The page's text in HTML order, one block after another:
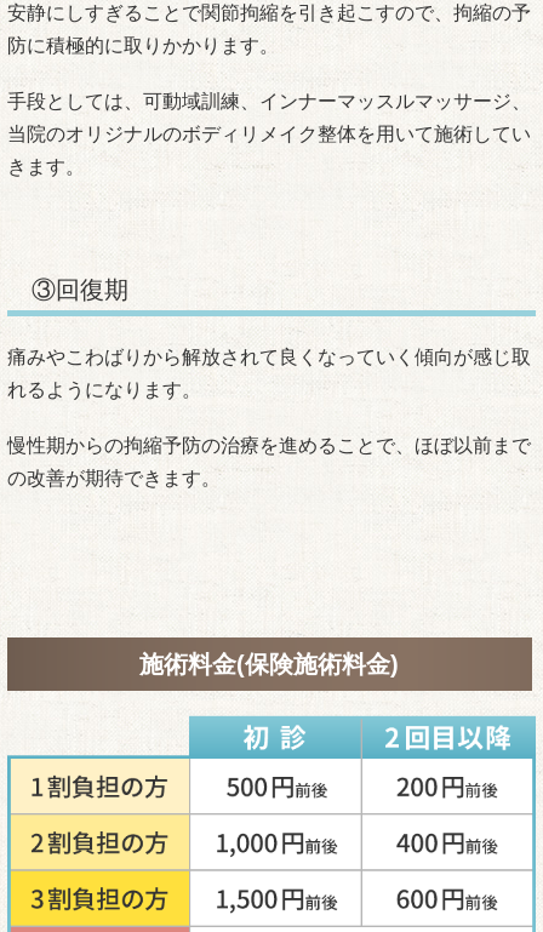
安静にしすぎることで関節拘縮を引き起こすので、拘縮の予
防に積極的に取りかかります。
手段としては、可動域訓練、インナーマッスルマッサージ、
当院のオリジナルのボディリメイク整体を用いて施術してい
きます。
③回復期
痛みやこわばりから解放されて良くなっていく傾向が感じ取
れるようになります。
慢性期からの拘縮予防の治療を進めることで、ほぼ以前まで
の改善が期待できます。
施術料金(保険施術料金)